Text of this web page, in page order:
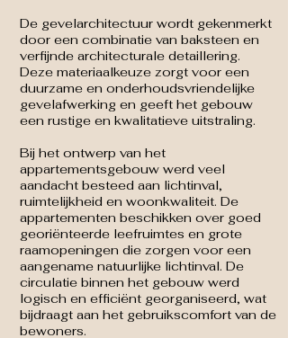
De gevelarchitectuur wordt gekenmerkt
door een combinatie van baksteen en
verfijnde architecturale detaillering.
Deze materiaalkeuze zorgt voor een
duurzame en onderhoudsvriendelijke
gevelafwerking en geeft het gebouw
een rustige en kwalitatieve uitstraling.
Bij het ontwerp van het
appartementsgebouw werd veel
aandacht besteed aan lichtinval,
ruimtelijkheid en woonkwaliteit. De
appartementen beschikken over goed
georiënteerde leefruimtes en grote
raamopeningen die zorgen voor een
aangename natuurlijke lichtinval. De
circulatie binnen het gebouw werd
logisch en efficiënt georganiseerd, wat
bijdraagt aan het gebruikscomfort van de
bewoners.